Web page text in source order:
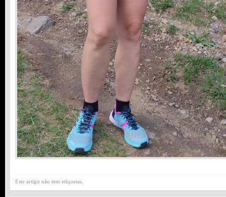
Este artigo não tem etiquetas.